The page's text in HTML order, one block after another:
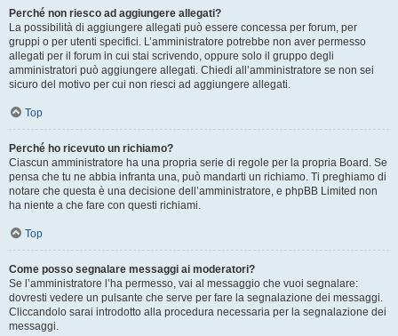
Perché non riesco ad aggiungere allegati?
La possibilità di aggiungere allegati può essere concessa per forum, per
gruppi o per utenti specifici. L’amministratore potrebbe non aver permesso
allegati per il forum in cui stai scrivendo, oppure solo il gruppo degli
amministratori può aggiungere allegati. Chiedi all’amministratore se non sei
sicuro del motivo per cui non riesci ad aggiungere allegati.
Top
Perché ho ricevuto un richiamo?
Ciascun amministratore ha una propria serie di regole per la propria Board. Se
pensa che tu ne abbia infranta una, può mandarti un richiamo. Ti preghiamo di
notare che questa è una decisione dell’amministratore, e phpBB Limited non
ha niente a che fare con questi richiami.
Top
Come posso segnalare messaggi ai moderatori?
Se l’amministratore l’ha permesso, vai al messaggio che vuoi segnalare:
dovresti vedere un pulsante che serve per fare la segnalazione dei messaggi.
Cliccandolo sarai introdotto alla procedura necessaria per la segnalazione dei
messaggi.